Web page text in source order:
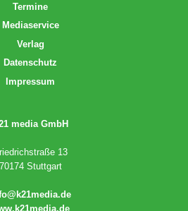
Termine
Mediaservice
Verlag
Datenschutz
Impressum
media GmbH
13
70174 Stuttgart